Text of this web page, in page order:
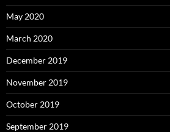
May 2020
March 2020
December 2019
November 2019
October 2019
September 2019